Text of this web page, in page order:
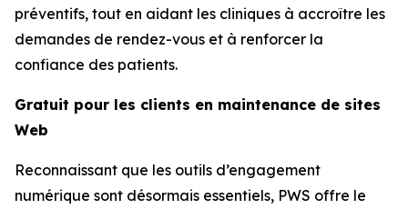
préventifs, tout en aidant les cliniques à accroître les
demandes de rendez-vous et à renforcer la
confiance des patients.
Gratuit pour les clients en maintenance de sites
Web
Reconnaissant que les outils d’engagement
numérique sont désormais essentiels, PWS offre le